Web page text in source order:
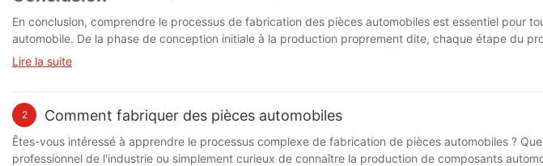
En conclusion, comprendre le processus de fabrication des pièces automobiles est essentiel pour
automobile. De la phase de conception initiale à la production proprement dite, chaque étape du
garantir la qualité et les performances du produit final. Qu'il s'agisse de la précision de
compétences et l’innovation nécessaires à la création des véhicules sur lesquels nous comptons
de progresser, nous pouvons nous attendre à des développements encore plus passionnants dans
années à venir.
Lire la suite
2 Comment fabriquer des pièces automobiles
Êtes-vous intéressé à apprendre le processus complexe de fabrication de pièces automobiles ?
professionnel de l'industrie ou simplement curieux de connaître la production de composants